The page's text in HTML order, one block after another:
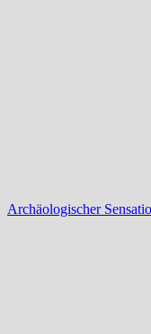
Archäologischer